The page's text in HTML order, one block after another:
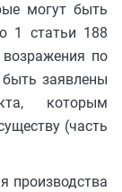
могут быть
1 статьи 188
по
заявлены
которым
(часть
производства